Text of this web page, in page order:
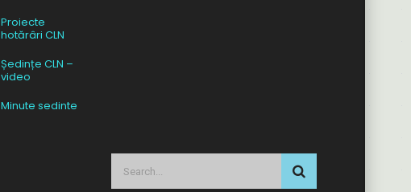
Proiecte
hotărâri CLN
Ședințe CLN –
video
Minute sedinte